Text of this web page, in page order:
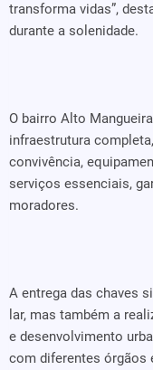
transforma vidas”,
durante a solenidade.
O bairro Alto
infraestrutura
convivência,
serviços essenciais,
moradores.
A entrega das chaves
lar, mas também a
e desenvolvimento
com diferentes órgãos